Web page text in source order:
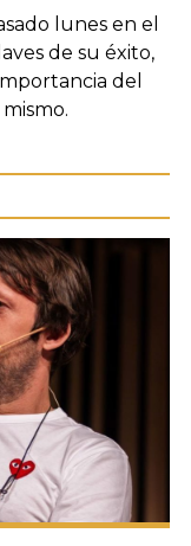
lunes en el
de su éxito,
del